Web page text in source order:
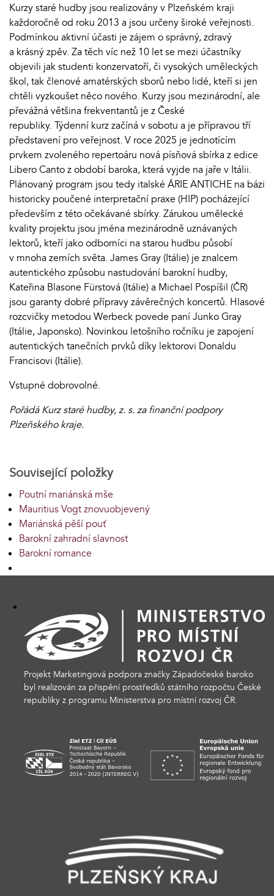
Kurzy staré hudby jsou realizovány v Plzeňském kraji
každoročně od roku 2013 a jsou určeny široké veřejnosti.
Podmínkou aktivní účasti je zájem o správný, zdravý
a krásný zpěv. Za těch víc než 10 let se mezi účastníky
objevili jak studenti konzervatoří, či vysokých uměleckých
škol, tak členové amatérských sborů nebo lidé, kteří si jen
chtěli vyzkoušet něco nového. Kurzy jsou mezinárodní, ale
převážná většina frekventantů je z České
republiky. Týdenní kurz začíná v sobotu a je přípravou tří
představení pro veřejnost. V roce 2025 je jednotícím
prvkem zvoleného repertoáru nová písňová sbírka z edice
Libero Canto z období baroka, která vyjde na jaře v Itálii.
Plánovaný program jsou tedy italské ÁRIE ANTICHE na bázi
historicky poučené interpretační praxe (HIP) pocházející
především z této očekávané sbírky. Zárukou umělecké
kvality projektu jsou jména mezinárodně uznávaných
lektorů, kteří jako odborníci na starou hudbu působí
v mnoha zemích světa. James Gray (Itálie) je znalcem
autentického způsobu nastudování barokní hudby,
Kateřina Blasone Fürstová (Itálie) a Michael Pospíšil (ČR)
jsou garanty dobré přípravy závěrečných koncertů. Hlasové
rozcvičky metodou Werbeck povede paní Junko Gray
(Itálie, Japonsko). Novinkou letošního ročníku je zapojení
autentických tanečních prvků díky lektorovi Donaldu
Francisovi (Itálie).
Vstupné dobrovolné.
Pořádá Kurz staré hudby, z. s. za finanční podpory
Plzeňského kraje.
Související položky
Poutní mariánská mše
Mauritius Vogt znovuobjevený
Mariánská pěší pouť
Barokní zahradní slavnost
Barokní romance
Projekt Marketingová podpora značky Západočeské baroko
byl realizován za přispění prostředků státního rozpočtu České
republiky z programu Ministerstva pro místní rozvoj ČR.